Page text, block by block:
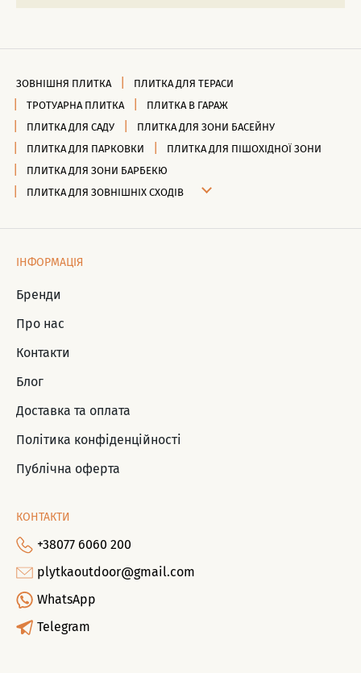
ЗОВНІШНЯ ПЛИТКА
ПЛИТКА ДЛЯ ТЕРАСИ
ТРОТУАРНА ПЛИТКА
ПЛИТКА В ГАРАЖ
ПЛИТКА ДЛЯ САДУ
ПЛИТКА ДЛЯ ЗОНИ БАСЕЙНУ
ПЛИТКА ДЛЯ ПАРКОВКИ
ПЛИТКА ДЛЯ ПІШОХІДНОЇ ЗОНИ
ПЛИТКА ДЛЯ ЗОНИ БАРБЕКЮ
ПЛИТКА ДЛЯ ЗОВНІШНІХ СХОДІВ
ІНФОРМАЦІЯ
Бренди
Про нас
Контакти
Блог
Доставка та оплата
Політика конфіденційності
Публічна оферта
КОНТАКТИ
+38077 6060 200
plytkaoutdoor@gmail.com
WhatsApp
Telegram